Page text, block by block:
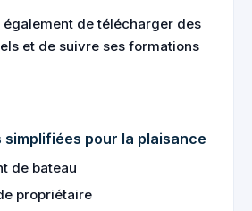
également de télécharger des
et de suivre ses formations
simplifiées pour la plaisance
de bateau
propriétaire